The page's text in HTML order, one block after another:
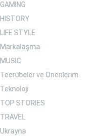
GAMING
HISTORY
LIFE STYLE
Markalaşma
MUSIC
Tecrübeler ve Önerilerim
Teknoloji
TOP STORIES
TRAVEL
Ukrayna